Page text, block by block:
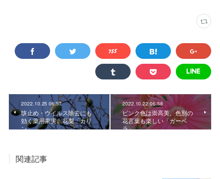
2022.10.25 06:57
咳止め・ウイルス除去にも
効く薬用果実。花梨「カリ
ン」
2022.10.22 06:58
ピンク色は崇高美。色別の
花言葉も楽しい「ガーベ
ラ」
関連記事